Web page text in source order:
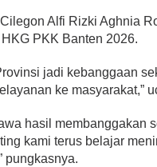
Alfi Rizki Aghnia
PKK Banten 2026.
jadi kebanggaan
ke masyarakat,”
hasil membanggakan
kami terus belajar
pungkasnya.